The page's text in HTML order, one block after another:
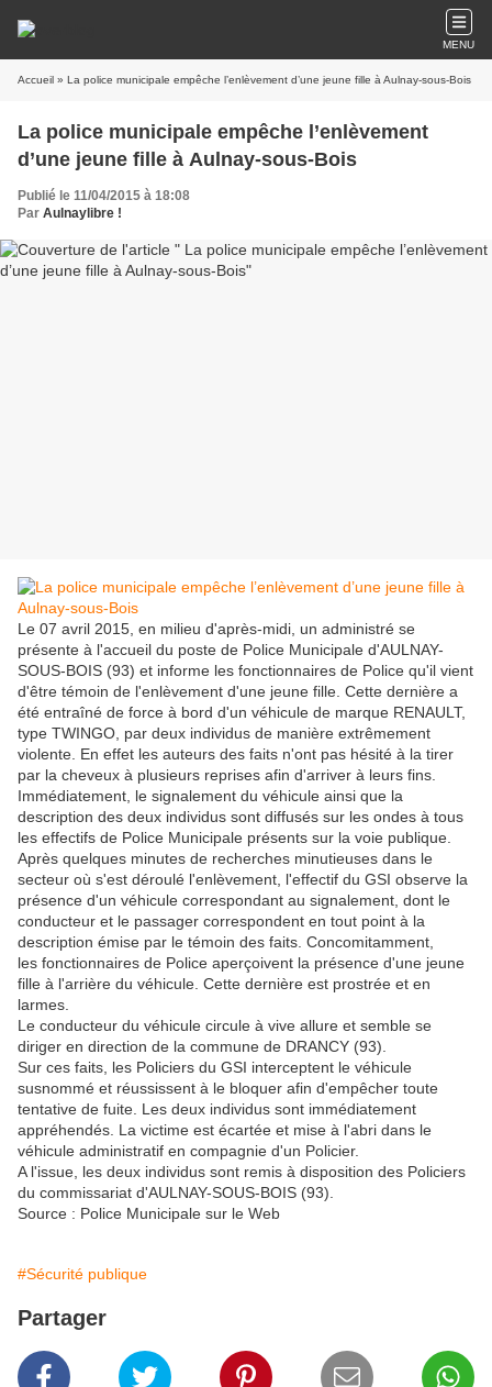
MENU
Accueil » La police municipale empêche l’enlèvement d’une jeune fille à Aulnay-sous-Bois
La police municipale empêche l’enlèvement
d’une jeune fille à Aulnay-sous-Bois
Publié le 11/04/2015 à 18:08
Par Aulnaylibre !
Le 07 avril 2015, en milieu d'après-midi, un administré se
présente à l'accueil du poste de Police Municipale d'AULNAY-
SOUS-BOIS (93) et informe les fonctionnaires de Police qu'il vient
d'être témoin de l'enlèvement d'une jeune fille. Cette dernière a
été entraîné de force à bord d'un véhicule de marque RENAULT,
type TWINGO, par deux individus de manière extrêmement
violente. En effet les auteurs des faits n'ont pas hésité à la tirer
par la cheveux à plusieurs reprises afin d'arriver à leurs fins.
Immédiatement, le signalement du véhicule ainsi que la
description des deux individus sont diffusés sur les ondes à tous
les effectifs de Police Municipale présents sur la voie publique.
Après quelques minutes de recherches minutieuses dans le
secteur où s'est déroulé l'enlèvement, l'effectif du GSI observe la
présence d'un véhicule correspondant au signalement, dont le
conducteur et le passager correspondent en tout point à la
description émise par le témoin des faits. Concomitamment,
les fonctionnaires de Police aperçoivent la présence d'une jeune
fille à l'arrière du véhicule. Cette dernière est prostrée et en
larmes.
Le conducteur du véhicule circule à vive allure et semble se
diriger en direction de la commune de DRANCY (93).
Sur ces faits, les Policiers du GSI interceptent le véhicule
susnommé et réussissent à le bloquer afin d'empêcher toute
tentative de fuite. Les deux individus sont immédiatement
appréhendés. La victime est écartée et mise à l'abri dans le
véhicule administratif en compagnie d'un Policier.
A l'issue, les deux individus sont remis à disposition des Policiers
du commissariat d'AULNAY-SOUS-BOIS (93).
Source : Police Municipale sur le Web
#Sécurité publique
Partager